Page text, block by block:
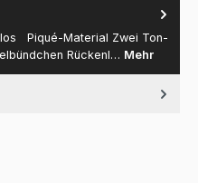
Piqué-Material Zwei Ton-
Rückenl… Mehr